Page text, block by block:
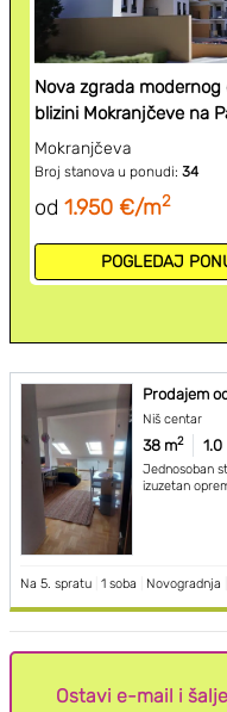
Nova zgrada modernog
blizini Mokranjčeve na
Mokranjčeva
Broj stanova u ponudi: 34
od 1.950 €/m2
POGLEDAJ
Prodajem
Niš centar
38 m2 1.0
Jednosoban
izuzetan
Na 5. spratu 1 soba Novogradnja
Ostavi e-mail i